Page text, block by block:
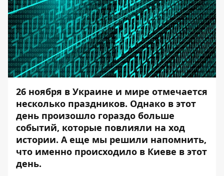
26 ноября в Украине и мире отмечается
несколько праздников. Однако в этот
день произошло гораздо больше
событий, которые повлияли на ход
истории. А еще мы решили напомнить,
что именно происходило в Киеве в этот
день.